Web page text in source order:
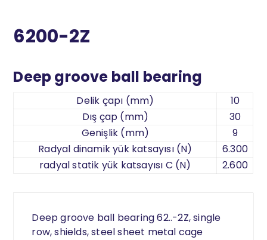
6200-2Z
Deep groove ball bearing
Delik çapı (mm)
10
Dış çap (mm)
30
Genişlik (mm)
9
Radyal dinamik yük katsayısı (N)
6.300
radyal statik yük katsayısı C (N)
2.600
Deep groove ball bearing 62..-2Z, single
row, shields, steel sheet metal cage